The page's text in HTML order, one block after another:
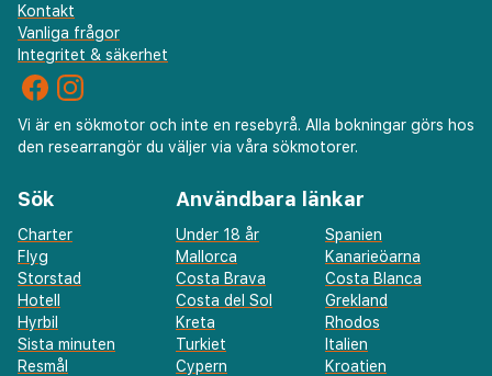
Kontakt
Vanliga frågor
Integritet & säkerhet
Vi är en sökmotor och inte en resebyrå. Alla bokningar görs hos
den researrangör du väljer via våra sökmotorer.
Sök
Charter
Flyg
Storstad
Hotell
Hyrbil
Sista minuten
Resmål
Användbara länkar
Under 18 år
Spanien
Mallorca
Kanarieöarna
Costa Brava
Costa Blanca
Costa del Sol
Grekland
Kreta
Rhodos
Turkiet
Italien
Cypern
Kroatien